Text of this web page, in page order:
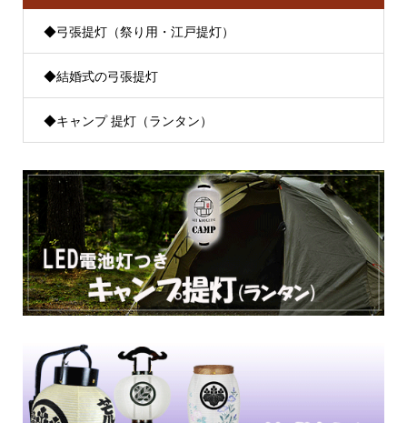
◆弓張提灯（祭り用・江戸提灯）
◆結婚式の弓張提灯
◆キャンプ 提灯（ランタン）